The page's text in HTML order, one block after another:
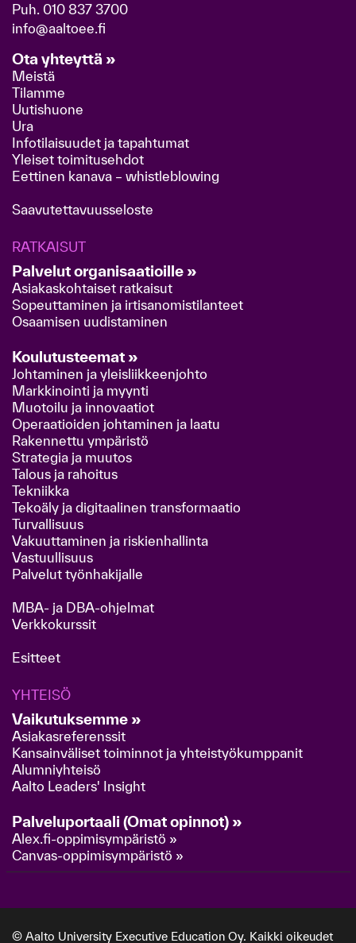
Puh. 010 837 3700
info@aaltoee.fi
Ota yhteyttä »
Meistä
Tilamme
Uutishuone
Ura
Infotilaisuudet ja tapahtumat
Yleiset toimitusehdot
Eettinen kanava – whistleblowing
Saavutettavuusseloste
RATKAISUT
Palvelut organisaatioille »
Asiakaskohtaiset ratkaisut
Sopeuttaminen ja irtisanomistilanteet
Osaamisen uudistaminen
Koulutusteemat »
Johtaminen ja yleisliikkeenjohto
Markkinointi ja myynti
Muotoilu ja innovaatiot
Operaatioiden johtaminen ja laatu
Rakennettu ympäristö
Strategia ja muutos
Talous ja rahoitus
Tekniikka
Tekoäly ja digitaalinen transformaatio
Turvallisuus
Vakuuttaminen ja riskienhallinta
Vastuullisuus
Palvelut työnhakijalle
MBA- ja DBA-ohjelmat
Verkkokurssit
Esitteet
YHTEISÖ
Vaikutuksemme »
Asiakasreferenssit
Kansainväliset toiminnot ja yhteistyökumppanit
Alumniyhteisö
Aalto Leaders' Insight
Palveluportaali (Omat opinnot) »
Alex.fi-oppimisympäristö »
Canvas-oppimisympäristö »
© Aalto University Executive Education Oy. Kaikki oikeudet